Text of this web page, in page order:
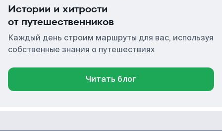
Истории и хитрости
от путешественников
Каждый день строим маршруты для вас, используя
собственные знания о путешествиях
Читать блог